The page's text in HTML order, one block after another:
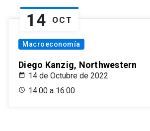
14 OCT
Macroeconomía
Diego Kanzig, Northwestern
14 de Octubre de 2022
14:00 a 16:00